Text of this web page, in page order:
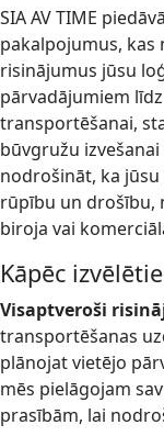
SIA AV TIME
pakalpojumus,
risinājumus jūsu
pārvadājumiem
transportēšanai,
būvgružu
nodrošināt, ka
rūpību un drošību,
biroja vai
Kāpēc
Visaptveroši
transportēšanas
plānojat vietējo
mēs pielāgojam
prasībām, lai